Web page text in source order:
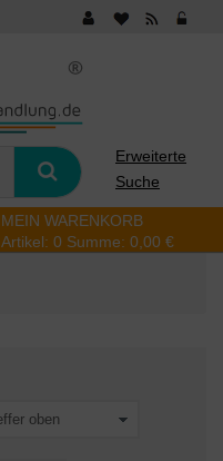
Erweiterte
Suche
MEIN WARENKORB
Artikel: 0 Summe: 0,00 €